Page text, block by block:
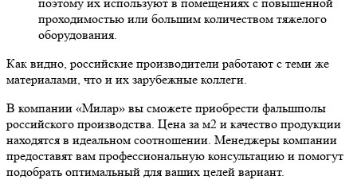
проходимостью или большим количеством тяжелого
оборудования.
Как видно, российские производители работают с теми же
материалами, что и их зарубежные коллеги.
В компании «Милар» вы сможете приобрести фальшполы
российского производства. Цена за м2 и качество продукции
находятся в идеальном соотношении. Менеджеры компании
предоставят вам профессиональную консультацию и помогут
подобрать оптимальный для ваших целей вариант.